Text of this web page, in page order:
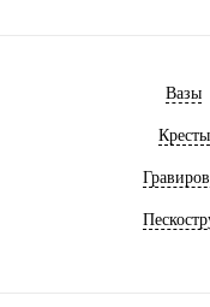
Вазы
Кресты